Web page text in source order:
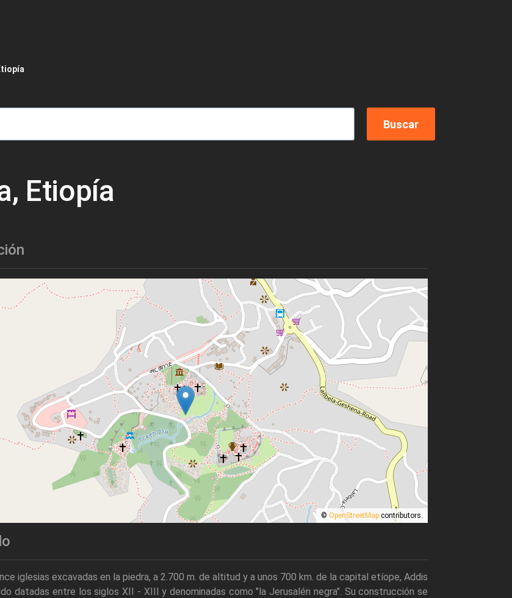
a la navegación
Etiopía
© OpenStreetMap contributors.
iglesias excavadas en la piedra, a 2.700 m. de altitud y a unos 700 km. de la capital etíope, Addis
datadas entre los siglos XII - XIII y denominadas como "la Jerusalén negra". Su construcción se